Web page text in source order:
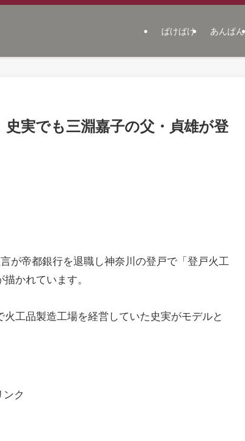
ばけばけ あんぱん
実でも三淵嘉子の父・貞雄が登
が帝都銀行を退職し神奈川の登戸で「登戸火工
かれています。
工品製造工場を経営していた史実がモデルと
ンク